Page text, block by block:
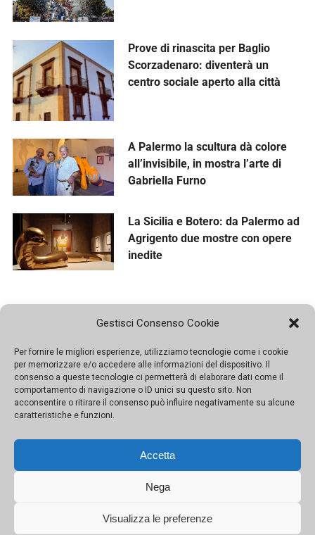
Gestisci Consenso Cookie
Per fornire le migliori esperienze, utilizziamo tecnologie come i cookie
per memorizzare e/o accedere alle informazioni del dispositivo. Il
consenso a queste tecnologie ci permetterà di elaborare dati come il
comportamento di navigazione o ID unici su questo sito. Non
acconsentire o ritirare il consenso può influire negativamente su alcune
caratteristiche e funzioni.
Accetta
Nega
Visualizza le preferenze
Prove di rinascita per Baglio
Scorzadenaro: diventerà un
centro sociale aperto alla città
A Palermo la scultura dà colore
all’invisibile, in mostra l’arte di
Gabriella Furno
La Sicilia e Botero: da Palermo ad
Agrigento due mostre con opere
inedite